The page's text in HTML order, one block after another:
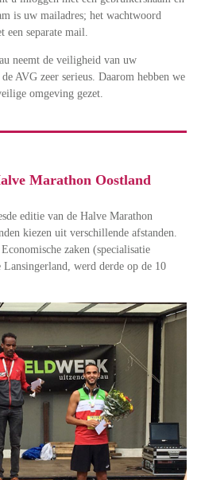
is uw mailadres; het wachtwoord
een separate mail.
neemt de veiligheid van uw
AVG zeer serieus. Daarom hebben we
omgeving gezet.
Marathon Oostland
editie van de Halve Marathon
kiezen uit verschillende afstanden.
zaken (specialisatie
Lansingerland, werd derde op de 10